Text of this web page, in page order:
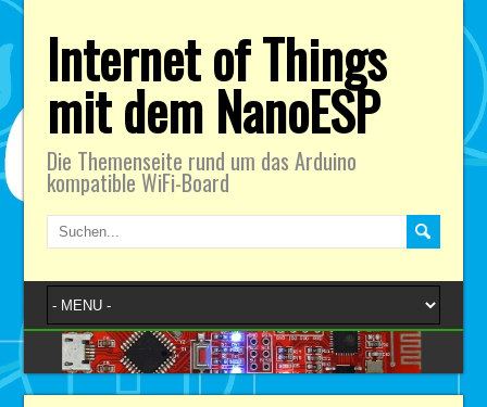
Internet of Things
mit dem NanoESP
Die Themenseite rund um das Arduino
kompatible WiFi-Board